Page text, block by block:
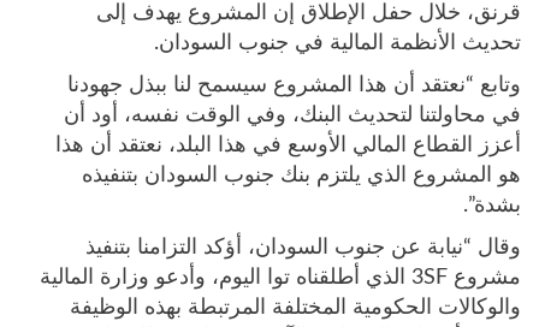
قرنق، خلال حفل الإطلاق إن المشروع يهدف إلى
تحديث الأنظمة المالية في جنوب السودان.
وتابع “نعتقد أن هذا المشروع سيسمح لنا ببذل جهودنا
في محاولتنا لتحديث البنك، وفي الوقت نفسه، أود أن
أعزز القطاع المالي الأوسع في هذا البلد، نعتقد أن هذا
هو المشروع الذي يلتزم بنك جنوب السودان بتنفيذه
بشدة”.
وقال “نيابة عن جنوب السودان، أؤكد التزامنا بتنفيذ
مشروع 3SF الذي أطلقناه توا اليوم، وأدعو وزارة المالية
والوكالات الحكومية المختلفة المرتبطة بهذه الوظيفة